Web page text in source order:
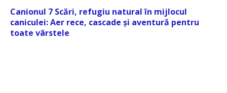
Canionul 7 Scări, refugiu natural în mijlocul
caniculei: Aer rece, cascade și aventură pentru
toate vârstele